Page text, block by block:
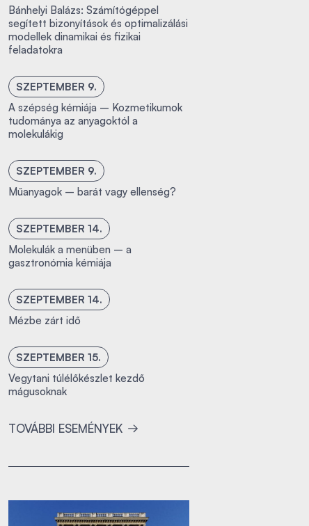
Bánhelyi Balázs: Számítógéppel
segített bizonyítások és optimalizálási
modellek dinamikai és fizikai
feladatokra
SZEPTEMBER 9.
A szépség kémiája – Kozmetikumok
tudománya az anyagoktól a
molekulákig
SZEPTEMBER 9.
Műanyagok – barát vagy ellenség?
SZEPTEMBER 14.
Molekulák a menüben – a
gasztronómia kémiája
SZEPTEMBER 14.
Mézbe zárt idő
SZEPTEMBER 15.
Vegytani túlélőkészlet kezdő
mágusoknak
TOVÁBBI ESEMÉNYEK